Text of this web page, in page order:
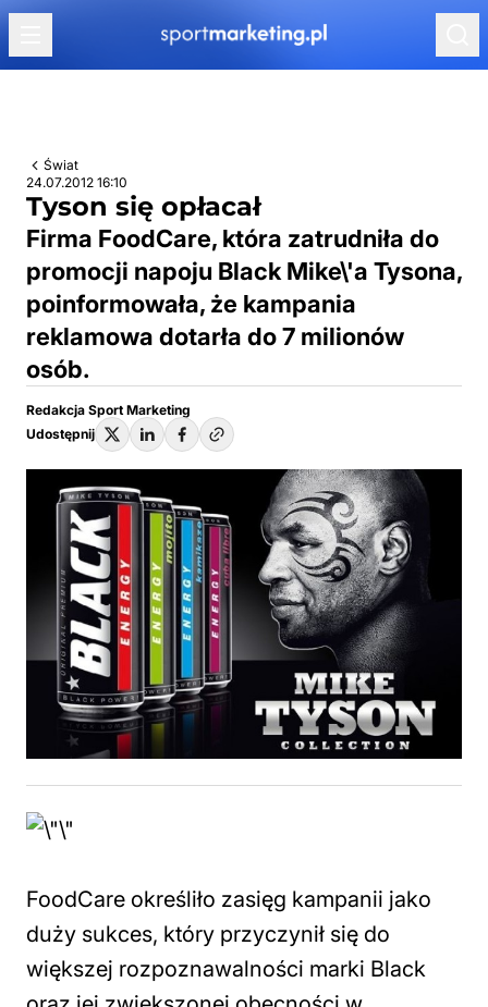
Przejdź do treści
Świat
24.07.2012 16:10
Tyson się opłacał
Firma FoodCare, która zatrudniła do
promocji napoju Black Mike\'a Tysona,
poinformowała, że kampania
reklamowa dotarła do 7 milionów
osób.
Redakcja Sport Marketing
Udostępnij
FoodCare określiło zasięg kampanii jako
duży sukces, który przyczynił się do
większej rozpoznawalności marki Black